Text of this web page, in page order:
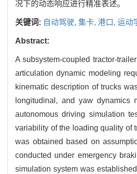
况下的动态响应进行精准表述。
关键词: 自动驾驶, 集卡, 港口, 运动
Abstract:
A subsystem-coupled tractor-
articulation dynamic modeling
kinematic description of trucks
longitudinal, and yaw dynamics
autonomous driving simulation
variability of the loading quality of
was obtained based on
conducted under emergency
simulation system was